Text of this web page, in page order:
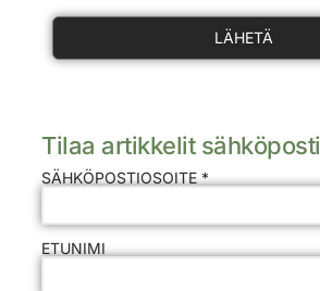
LÄHETÄ
Tilaa artikkelit
SÄHKÖPOSTIOSOITE *
ETUNIMI